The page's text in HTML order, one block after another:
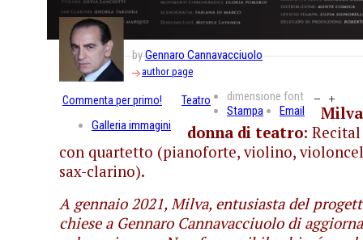
byGennaro Cannavacciuolo
author page
Commenta per primo! Teatro
dimensione font
Stampa
Email
Galleria immagini
donna di teatro: Recital
con quartetto (pianoforte, violino,
sax-clarino).
A gennaio 2021, Milva, entusiasta del
chiese a Gennaro Cannavacciuolo di